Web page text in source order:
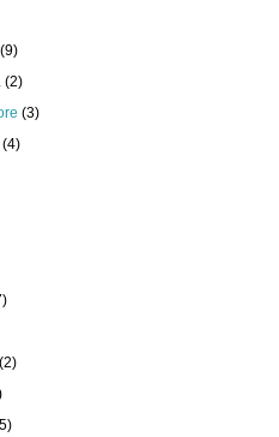
(9)
(2)
(3)
(4)
(2)